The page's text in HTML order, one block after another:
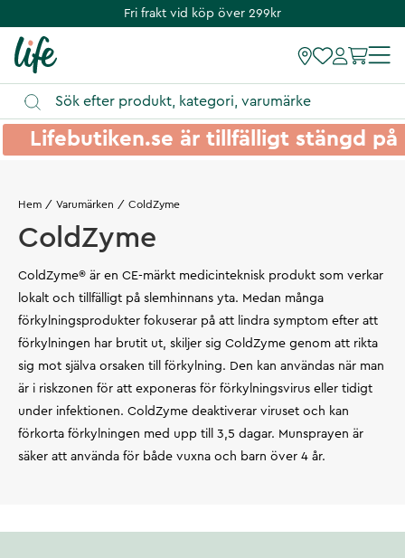
Fri frakt vid köp över 299kr
Lifebutiken.se är tillfälligt stängd
Hem Varumärken ColdZyme
ColdZyme
ColdZyme® är en CE-märkt medicinteknisk produkt som verkar
lokalt och tillfälligt på slemhinnans yta. Medan många
förkylningsprodukter fokuserar på att lindra symptom efter att
förkylningen har brutit ut, skiljer sig ColdZyme genom att rikta
sig mot själva orsaken till förkylning. Den kan användas när man
är i riskzonen för att exponeras för förkylningsvirus eller tidigt
under infektionen. ColdZyme deaktiverar viruset och kan
förkorta förkylningen med upp till 3,5 dagar. Munsprayen är
säker att använda för både vuxna och barn över 4 år.